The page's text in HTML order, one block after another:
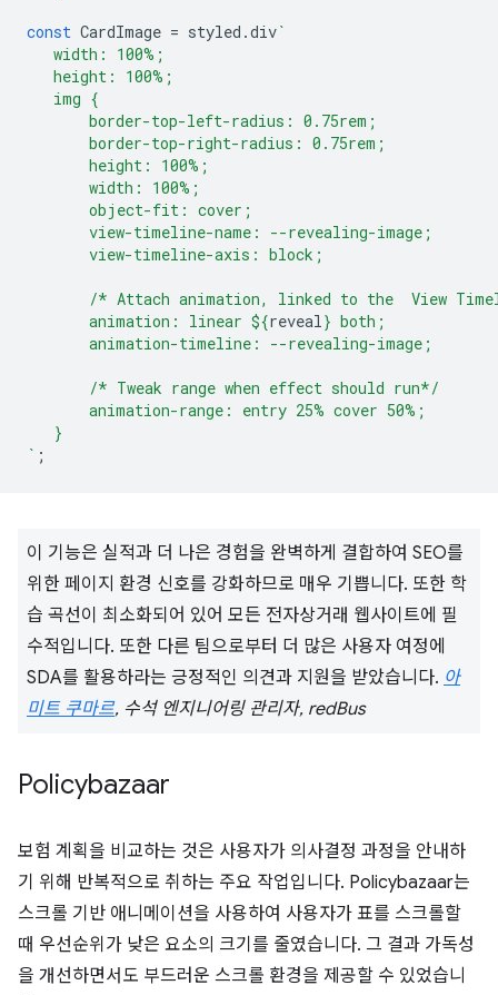
const CardImage = styled .div`
   width: 100%;
   height: 100%;
   img {
       border-top-left-radius: 0.75rem;
       border-top-right-radius: 0.75rem;
       height: 100%;
       width: 100%;
       object-fit: cover;
       view-timeline-name: --revealing-image;
       view-timeline-axis: block;
/* Attach animation, linked to the  View
       animation: linear
${reveal} both;
       animation-timeline: --revealing-image;
       /* Tweak range when effect should run*/
       animation-range: entry 25% cover 50%;
   }
` ;
이 기능은 실적과 더 나은 경험을 완벽하게 결합하여 SEO를
위한 페이지 환경 신호를 강화하므로 매우 기쁩니다. 또한 학
습 곡선이 최소화되어 있어 모든 전자상거래 웹사이트에 필
수적입니다. 또한 다른 팀으로부터 더 많은 사용자 여정에
SDA를 활용하라는 긍정적인 의견과 지원을 받았습니다. 아
미트 쿠마르, 수석 엔지니어링 관리자, redBus
Policybazaar
보험 계획을 비교하는 것은 사용자가 의사결정 과정을 안내하
기 위해 반복적으로 취하는 주요 작업입니다. Policybazaar는
스크롤 기반 애니메이션을 사용하여 사용자가 표를 스크롤할
때 우선순위가 낮은 요소의 크기를 줄였습니다. 그 결과 가독성
을 개선하면서도 부드러운 스크롤 환경을 제공할 수 있었습니